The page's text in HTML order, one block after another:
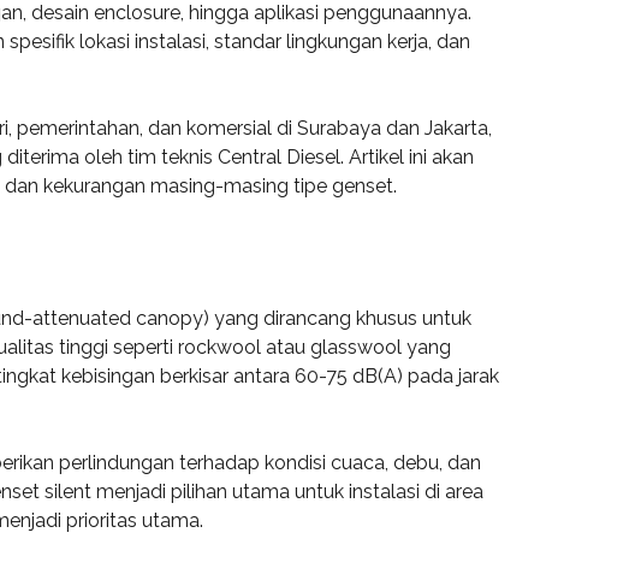
desain enclosure, hingga aplikasi penggunaannya.
lokasi instalasi, standar lingkungan kerja, dan
dan komersial di Surabaya dan Jakarta,
oleh tim teknis Central Diesel. Artikel ini akan
kekurangan masing-masing tipe genset.
attenuated canopy) yang dirancang khusus untuk
tinggi seperti rockwool atau glasswool yang
kebisingan berkisar antara 60-75 dB(A) pada jarak
perlindungan terhadap kondisi cuaca, debu, dan
silent menjadi pilihan utama untuk instalasi di area
prioritas utama.